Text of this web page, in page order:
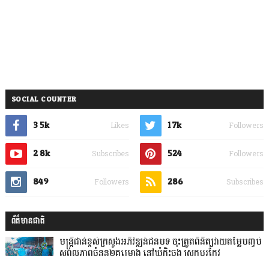
SOCIAL COUNTER
3.5k Likes 1.7k Followers
2.8k Subscribes 524 Followers
849 Followers 286 Subscribes
ព័ត៌មានជាតិ
មន្ត្រីជាន់ខ្ពស់ក្រសួងអភិវឌ្ឍន៍ជនបទ ចុះត្រួតពិនិត្យវាយតម្លៃបញ្ចប់